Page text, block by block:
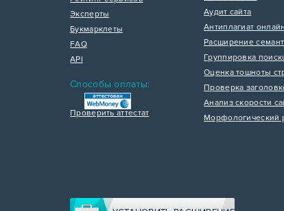
Эксперты
Букмарклеты
FAQ
API
Способы оплаты:
Проверить аттестат
Аудит сайта
Антиплагиат онлайн
Расширение
Группировка
Оценка тошноты
Проверка
Анализ скорости
Морфологический